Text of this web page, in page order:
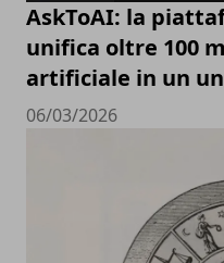
AskToAI: la
unifica oltre 100
artificiale in un
06/03/2026